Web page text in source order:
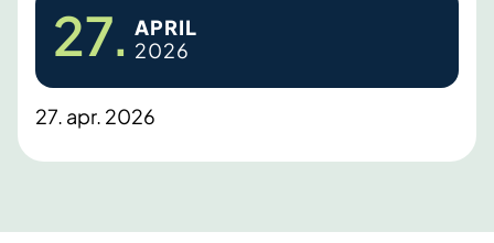
27. APRIL
2026
27. apr. 2026